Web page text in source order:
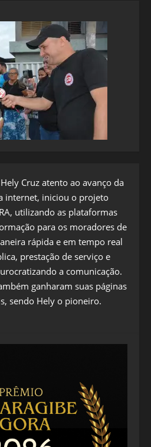
Cruz atento ao avanço da
internet, iniciou o projeto
utilizando as plataformas
para os moradores de
rápida e em tempo real
prestação de serviço e
a comunicação.
ganharam suas páginas
sendo Hely o pioneiro.